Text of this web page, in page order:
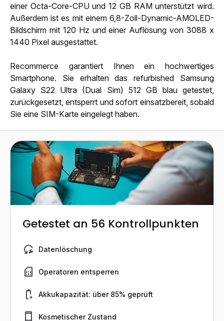
einer Octa-Core-CPU und 12 GB RAM unterstützt wird.
Außerdem ist es mit einem 6,8-Zoll-Dynamic-AMOLED-
Bildschirm mit 120 Hz und einer Auflösung von 3088 x
1440 Pixel ausgestattet.
Recommerce garantiert Ihnen ein hochwertiges
Smartphone. Sie erhalten das refurbished Samsung
Galaxy S22 Ultra (Dual Sim) 512 GB blau getestet,
zurückgesetzt, entsperrt und sofort einsatzbereit, sobald
Sie eine SIM-Karte eingelegt haben.
Getestet an 56 Kontrollpunkten
Datenlöschung
Operatoren entsperren
Akkukapazität: über 85% geprüft
Kosmetischer Zustand